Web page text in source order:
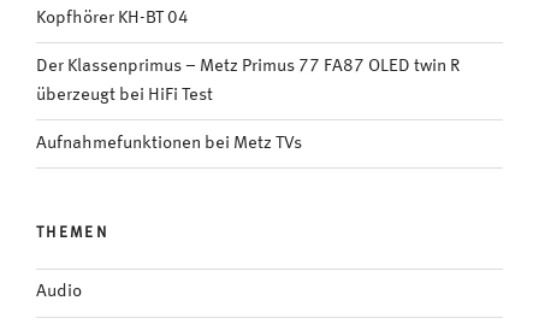
Kopfhörer KH-BT 04
Der Klassenprimus – Metz Primus 77 FA87 OLED twin R
überzeugt bei HiFi Test
Aufnahmefunktionen bei Metz TVs
THEMEN
Audio